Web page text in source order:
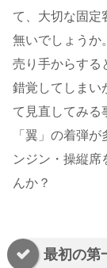
て、大切な固定
無いでしょうか。
売り手からする
錯覚してしまい
て見直してみる
「翼」の着弾
ンジン・操縦席
んか？
最初の第